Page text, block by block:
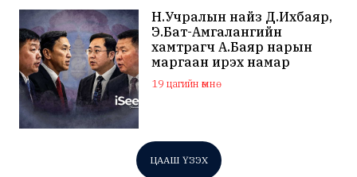
Н.Учралын найз Д.Ихбаяр,
Э.Бат-Амгалангийн
хамтрагч А.Баяр нарын
маргаан ирэх намар
нийслэлийн МАН дахин
хагарахыг харуулж байна
19 цагийн өмнө
ЦААШ ҮЗЭХ